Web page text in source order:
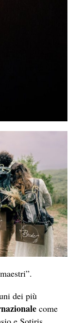
dei più
come